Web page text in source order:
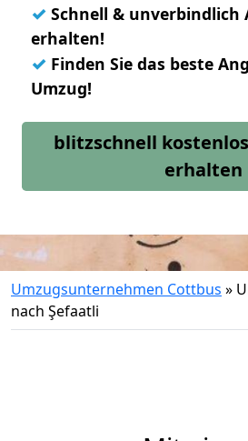
✓ Schnell & unverbindlich
erhalten!
✓ Finden Sie das beste
Umzug!
blitzschnell
erhalten
Umzugsunternehmen Cottbus »
nach Şefaatli